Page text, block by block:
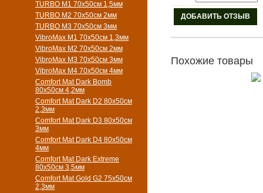
TURBO M1 70х50см 1,5мм
TURBO M2 70х50см 2мм
TURBO M3 70х50см 3мм
VibroMax M1 70х50см 1,3мм
VibroMax M2 70х50см 2мм
VibroMax M3 70х50см 3мм
VibroMax M4 70х50см 4мм
Comfort Mat Dark Bomb
80x50см 4,2мм
Comfort Mat Dark D2 80х50см
2,3мм
Comfort Mat Dark D3 80х50см
3мм
Comfort Mat Dark D4 80х50см
4мм
Comfort Mat Dark Extreme
80x50см 3,5мм
Comfort Mat Gold G2 75х50см
2,3мм
Похожие товары